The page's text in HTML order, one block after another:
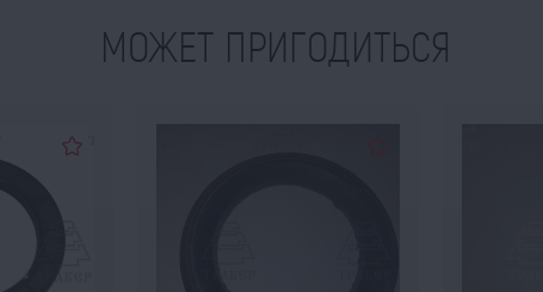
МОЖЕТ ПРИГОДИТЬСЯ